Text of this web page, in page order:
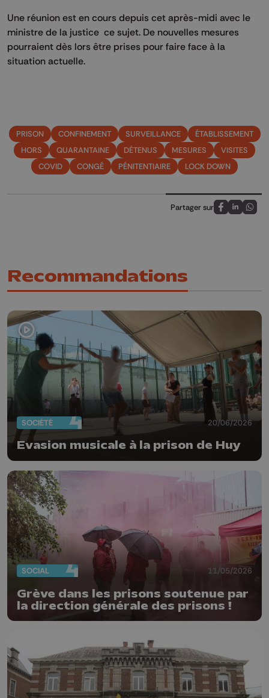
Une réunion est en cours depuis cet après-midi avec le
ministre de la justice ce sujet. De nouvelles mesures
pourraient dès lors être prises pour faire face à la
situation actuelle.
PRISON CONFINEMENT SURVEILLANCE
ÉTABLISSEMENT
HORS
QUARANTAINE DÉTENUS MESURES
VISITES
COVID
CONGÉ PÉNITENTIAIRE LOCK DOWN
Partager sur
Partagez sur
Partagez
Recommandations
SOCIÉTÉ 20/06/2026
Evasion musicale à la prison de Huy
SOCIAL 11/05/2026
Grève dans les prisons soutenue par
la direction générale des prisons !